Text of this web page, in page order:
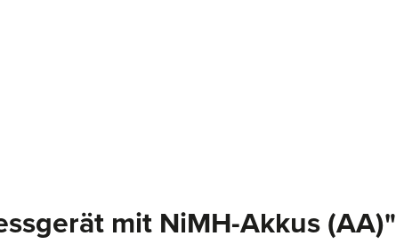
mit NiMH-Akkus (AA)"